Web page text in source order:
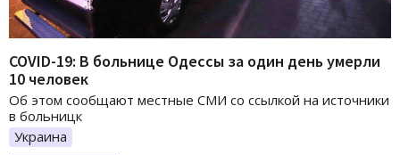
COVID-19: В больнице Одессы за один день умерли
10 человек
Об этом сообщают местные СМИ со ссылкой на источники
в больницк
Украина